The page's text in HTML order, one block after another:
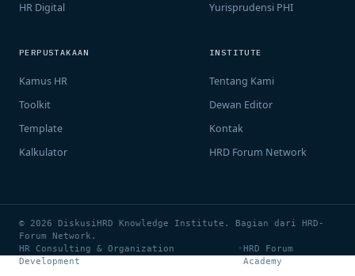
HR Digital
Yurisprudensi PHI
PERPUSTAKAAN
Kamus HR
Toolkit
Template
Kalkulator
INSTITUTE
Tentang Kami
Dewan Editor
Kontak
HRD Forum Network
© 2026 DiskusiHRD Knowledge Institute. Bagian dari HRD-
Forum Network.
HR Consulting & Organization
Development
•HRD Forum
Academy